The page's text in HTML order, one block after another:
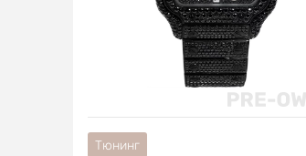
Тюнинг